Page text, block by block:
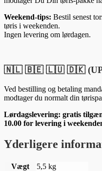
Weekend-tips: Bestil senest
tøris i weekenden.
Ingen levering om lørdagen.
🇳🇱 🇧🇪 🇱🇺 🇩🇰 (UPS
Ved bestilling og betaling
modtager du normalt din
Lørdagslevering: gratis
10.00 for levering i
Yderligere
Vægt
5,5 kg